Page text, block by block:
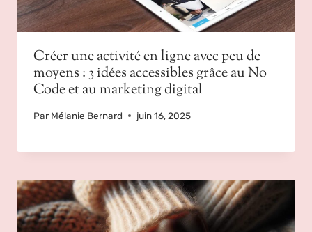
Créer une activité en ligne avec peu de
moyens : 3 idées accessibles grâce au No
Code et au marketing digital
Par Mélanie Bernard juin 16, 2025